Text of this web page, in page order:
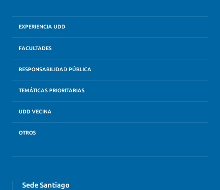
EXPERIENCIA UDD
FACULTADES
RESPONSABILIDAD PÚBLICA
TEMÁTICAS PRIORITARIAS
UDD VECINA
OTROS
Sede Santiago